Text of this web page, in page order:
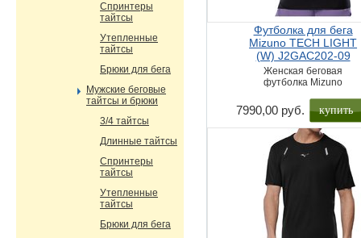
Футболка для бега
Mizuno TECH LIGHT
(W) J2GAC202-09
Женская беговая
футболка Mizuno
7990,00 руб. купить
Спринтеры
тайтсы
Утепленные
тайтсы
Брюки для бега
Мужские беговые
тайтсы и брюки
3/4 тайтсы
Длинные тайтсы
Спринтеры
тайтсы
Утепленные
тайтсы
Брюки для бега